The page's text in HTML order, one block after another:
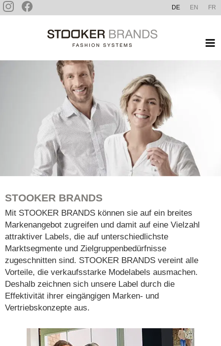
Zum
Inhalt
DE EN FR
STOOKER BRANDS
Mit STOOKER BRANDS können sie auf ein breites
Markenangebot zugreifen und damit auf eine Vielzahl
attraktiver Labels, die auf unterschiedlichste
Marktsegmente und Zielgruppenbedürfnisse
zugeschnitten sind. STOOKER BRANDS vereint alle
Vorteile, die verkaufsstarke Modelabels ausmachen.
Deshalb zeichnen sich unsere Label durch die
Effektivität ihrer eingängigen Marken- und
Vertriebskonzepte aus.